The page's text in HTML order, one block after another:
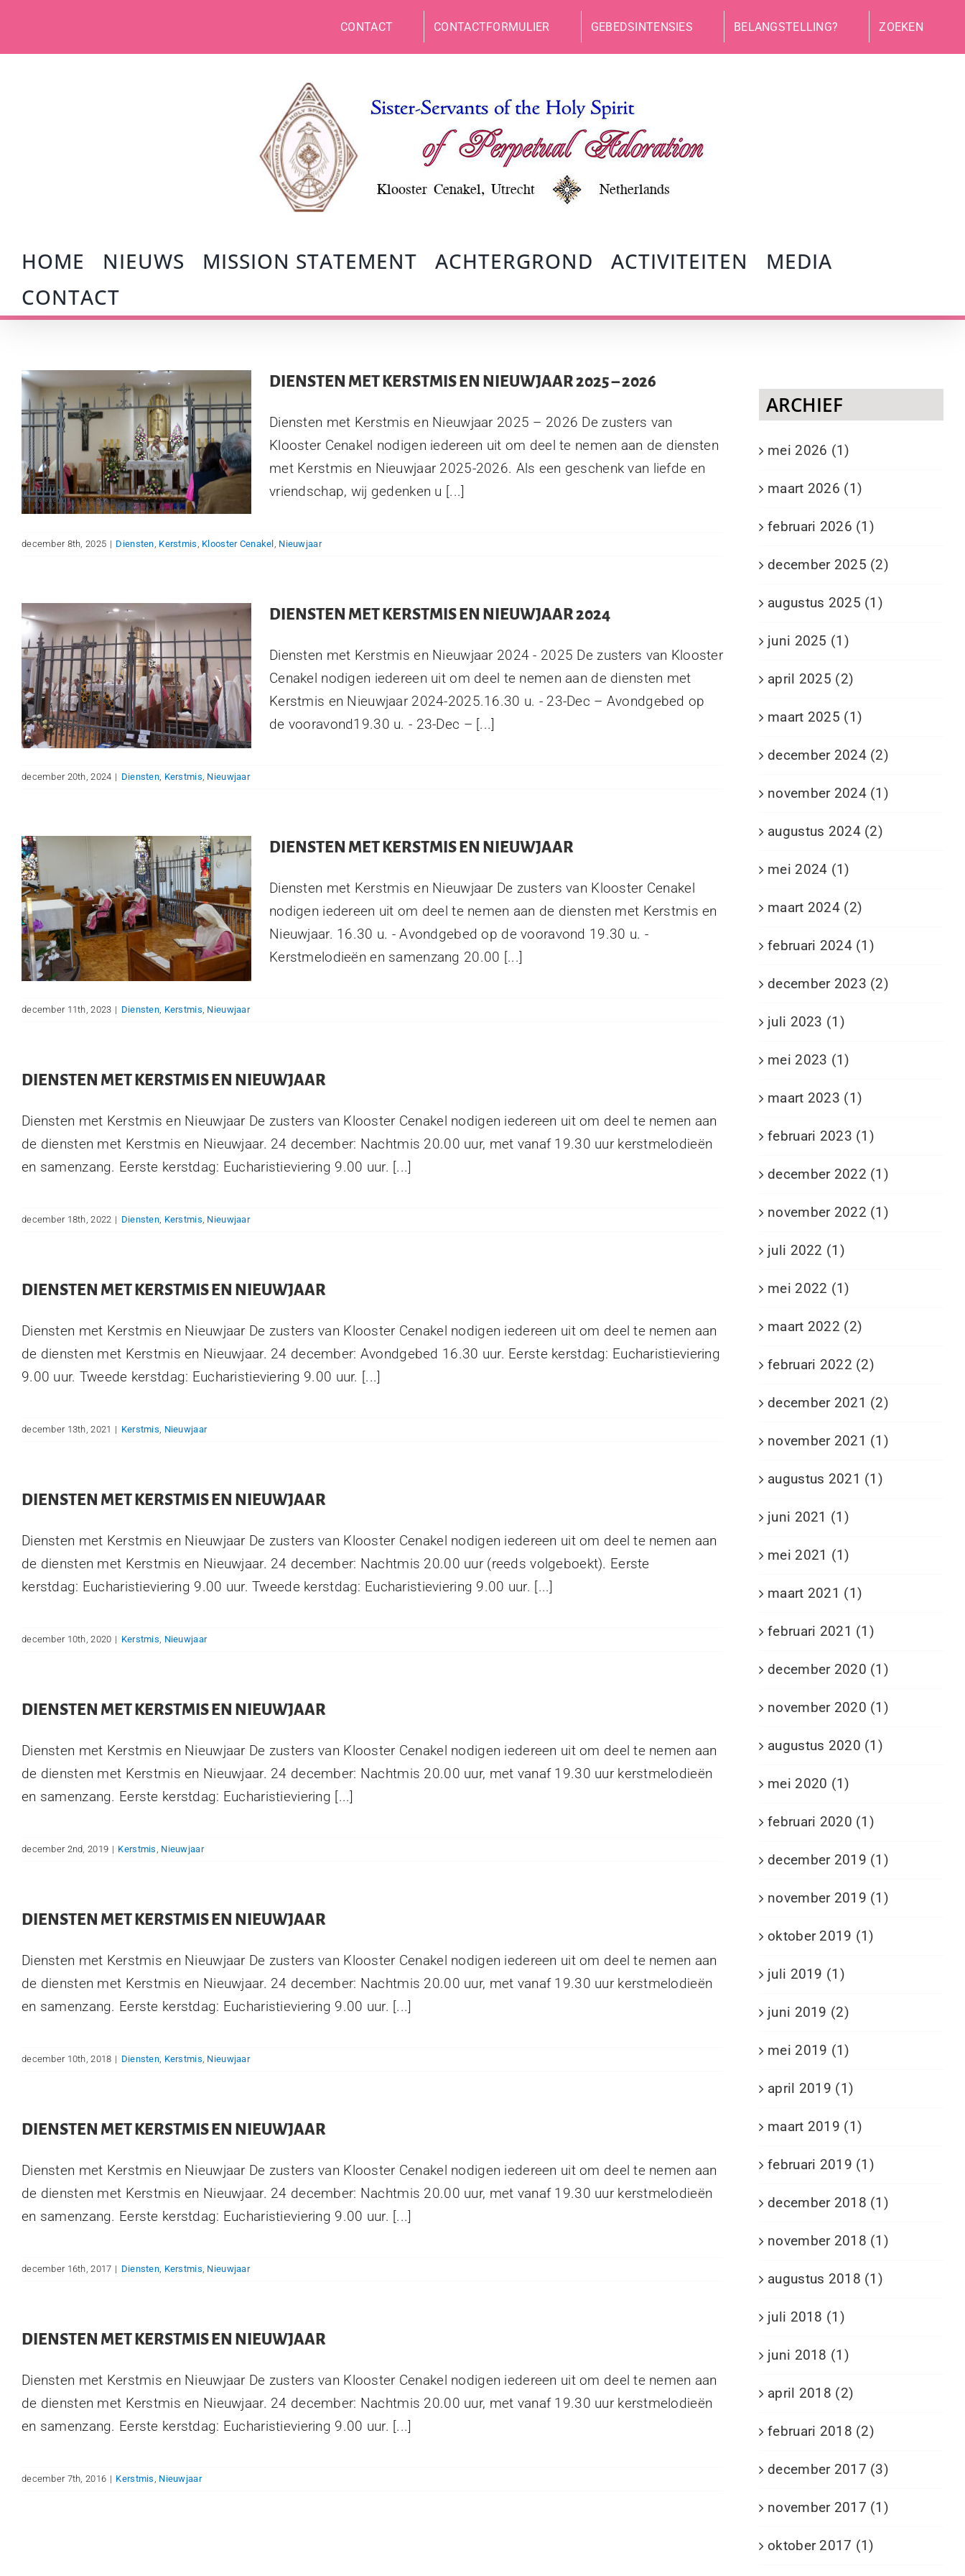
inhoud
CONTACT CONTACTFORMULIER GEBEDSINTENSIES BELANGSTELLING? ZOEKEN
HOME NIEUWS MISSION STATEMENT ACHTERGROND ACTIVITEITEN
MEDIA
CONTACT
DIENSTEN MET KERSTMIS EN NIEUWJAAR 2025 – 2026
Diensten met Kerstmis en Nieuwjaar 2025 – 2026 De zusters van
Klooster Cenakel nodigen iedereen uit om deel te nemen aan de diensten
met Kerstmis en Nieuwjaar 2025-2026. Als een geschenk van liefde en
vriendschap, wij gedenken u [...]
december 8th, 2025 | Diensten, Kerstmis , Klooster Cenakel , Nieuwjaar
DIENSTEN MET KERSTMIS EN NIEUWJAAR 2024
Diensten met Kerstmis en Nieuwjaar 2024 - 2025 De zusters van Klooster
Cenakel nodigen iedereen uit om deel te nemen aan de diensten met
Kerstmis en Nieuwjaar 2024-2025.16.30 u. - 23-Dec – Avondgebed op
de vooravond19.30 u. - 23-Dec – [...]
december 20th, 2024 | Diensten, Kerstmis, Nieuwjaar
DIENSTEN MET KERSTMIS EN NIEUWJAAR
Diensten met Kerstmis en Nieuwjaar De zusters van Klooster Cenakel
nodigen iedereen uit om deel te nemen aan de diensten met Kerstmis en
Nieuwjaar. 16.30 u. - Avondgebed op de vooravond 19.30 u. -
Kerstmelodieën en samenzang 20.00 [...]
december 11th, 2023 | Diensten, Kerstmis, Nieuwjaar
DIENSTEN MET KERSTMIS EN NIEUWJAAR
Diensten met Kerstmis en Nieuwjaar De zusters van Klooster Cenakel nodigen iedereen uit om deel te nemen aan
de diensten met Kerstmis en Nieuwjaar. 24 december: Nachtmis 20.00 uur, met vanaf 19.30 uur kerstmelodieën
en samenzang. Eerste kerstdag: Eucharistieviering 9.00 uur. [...]
december 18th, 2022 | Diensten, Kerstmis, Nieuwjaar
DIENSTEN MET KERSTMIS EN NIEUWJAAR
Diensten met Kerstmis en Nieuwjaar De zusters van Klooster Cenakel nodigen iedereen uit om deel te nemen aan
de diensten met Kerstmis en Nieuwjaar. 24 december: Avondgebed 16.30 uur. Eerste kerstdag: Eucharistieviering
9.00 uur. Tweede kerstdag: Eucharistieviering 9.00 uur. [...]
december 13th, 2021 | Kerstmis, Nieuwjaar
DIENSTEN MET KERSTMIS EN NIEUWJAAR
Diensten met Kerstmis en Nieuwjaar De zusters van Klooster Cenakel nodigen iedereen uit om deel te nemen aan
de diensten met Kerstmis en Nieuwjaar. 24 december: Nachtmis 20.00 uur (reeds volgeboekt). Eerste
kerstdag: Eucharistieviering 9.00 uur. Tweede kerstdag: Eucharistieviering 9.00 uur. [...]
december 10th, 2020 | Kerstmis, Nieuwjaar
DIENSTEN MET KERSTMIS EN NIEUWJAAR
Diensten met Kerstmis en Nieuwjaar De zusters van Klooster Cenakel nodigen iedereen uit om deel te nemen aan
de diensten met Kerstmis en Nieuwjaar. 24 december: Nachtmis 20.00 uur, met vanaf 19.30 uur kerstmelodieën
en samenzang. Eerste kerstdag: Eucharistieviering [...]
december 2nd, 2019 | Kerstmis , Nieuwjaar
DIENSTEN MET KERSTMIS EN NIEUWJAAR
Diensten met Kerstmis en Nieuwjaar De zusters van Klooster Cenakel nodigen iedereen uit om deel te nemen aan
de diensten met Kerstmis en Nieuwjaar. 24 december: Nachtmis 20.00 uur, met vanaf 19.30 uur kerstmelodieën
en samenzang. Eerste kerstdag: Eucharistieviering 9.00 uur. [...]
december 10th, 2018 | Diensten, Kerstmis, Nieuwjaar
DIENSTEN MET KERSTMIS EN NIEUWJAAR
Diensten met Kerstmis en Nieuwjaar De zusters van Klooster Cenakel nodigen iedereen uit om deel te nemen aan
de diensten met Kerstmis en Nieuwjaar. 24 december: Nachtmis 20.00 uur, met vanaf 19.30 uur kerstmelodieën
en samenzang. Eerste kerstdag: Eucharistieviering 9.00 uur. [...]
december 16th, 2017 | Diensten, Kerstmis, Nieuwjaar
DIENSTEN MET KERSTMIS EN NIEUWJAAR
Diensten met Kerstmis en Nieuwjaar De zusters van Klooster Cenakel nodigen iedereen uit om deel te nemen aan
de diensten met Kerstmis en Nieuwjaar. 24 december: Nachtmis 20.00 uur, met vanaf 19.30 uur kerstmelodieën
en samenzang. Eerste kerstdag: Eucharistieviering 9.00 uur. [...]
december 7th, 2016 | Kerstmis , Nieuwjaar
ARCHIEF
mei 2026 (1)
maart 2026 (1)
februari 2026 (1)
december 2025 (2)
augustus 2025 (1)
juni 2025 (1)
april 2025 (2)
maart 2025 (1)
december 2024 (2)
november 2024 (1)
augustus 2024 (2)
mei 2024 (1)
maart 2024 (2)
februari 2024 (1)
december 2023 (2)
juli 2023 (1)
mei 2023 (1)
maart 2023 (1)
februari 2023 (1)
december 2022 (1)
november 2022 (1)
juli 2022 (1)
mei 2022 (1)
maart 2022 (2)
februari 2022 (2)
december 2021 (2)
november 2021 (1)
augustus 2021 (1)
juni 2021 (1)
mei 2021 (1)
maart 2021 (1)
februari 2021 (1)
december 2020 (1)
november 2020 (1)
augustus 2020 (1)
mei 2020 (1)
februari 2020 (1)
december 2019 (1)
november 2019 (1)
oktober 2019 (1)
juli 2019 (1)
juni 2019 (2)
mei 2019 (1)
april 2019 (1)
maart 2019 (1)
februari 2019 (1)
december 2018 (1)
november 2018 (1)
augustus 2018 (1)
juli 2018 (1)
juni 2018 (1)
april 2018 (2)
februari 2018 (2)
december 2017 (3)
november 2017 (1)
oktober 2017 (1)